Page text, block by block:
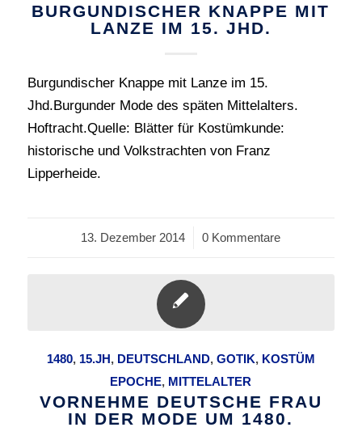
BURGUNDISCHER KNAPPE MIT
LANZE IM 15. JHD.
Burgundischer Knappe mit Lanze im 15.
Jhd.Burgunder Mode des späten Mittelalters.
Hoftracht.Quelle: Blätter für Kostümkunde:
historische und Volkstrachten von Franz
Lipperheide.
13. Dezember 2014
/ 0 Kommentare
1480, 15.JH, DEUTSCHLAND, GOTIK, KOSTÜM
EPOCHE, MITTELALTER
VORNEHME DEUTSCHE FRAU
IN DER MODE UM 1480.